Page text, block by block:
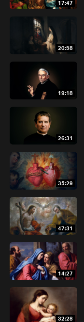
17:47
20:58
19:18
26:31
35:29
47:31
14:27
32:28